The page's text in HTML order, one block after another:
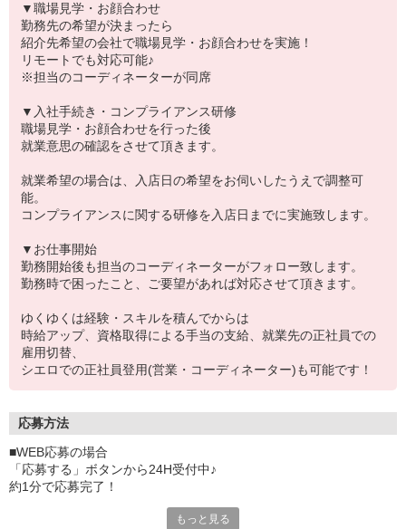
▼職場見学・お顔合わせ
勤務先の希望が決まったら
紹介先希望の会社で職場見学・お顔合わせを実施！
リモートでも対応可能♪
※担当のコーディネーターが同席
▼入社手続き・コンプライアンス研修
職場見学・お顔合わせを行った後
就業意思の確認をさせて頂きます。
就業希望の場合は、入店日の希望をお伺いしたうえで調整可
能。
コンプライアンスに関する研修を入店日までに実施致します。
▼お仕事開始
勤務開始後も担当のコーディネーターがフォロー致します。
勤務時で困ったこと、ご要望があれば対応させて頂きます。
ゆくゆくは経験・スキルを積んでからは
時給アップ、資格取得による手当の支給、就業先の正社員での
雇用切替、
シエロでの正社員登用(営業・コーディネーター)も可能です！
応募方法
■WEB応募の場合
「応募する」ボタンから24H受付中♪
約1分で応募完了！
もっと見る